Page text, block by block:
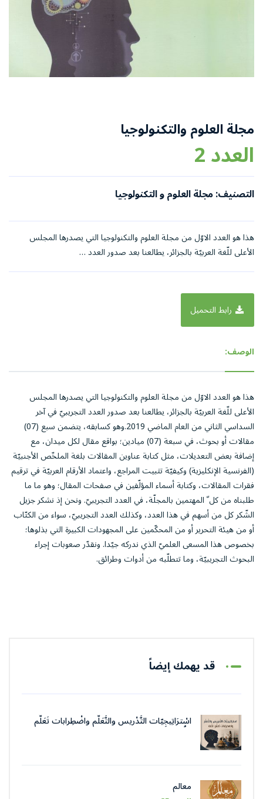
مجلة العلوم والتكنولوجيا
العدد 2
التصنيف: مجلة العلوم و التكنولوجيا
هذا هو العدد الاوّل من مجلة العلوم والتكنولوجيا التي يصدرها المجلس
الأعلى للّغة العربيّة بالجزائر، يطالعنا بعد صدور العدد …
رابط التحميل
الوصف:
هذا هو العدد الاوّل من مجلة العلوم والتكنولوجيا التي يصدرها المجلس
الأعلى للّغة العربيّة بالجزائر، يطالعنا بعد صدور العدد التجريبيّ في آخر
السداسي الثاني من العام الماضي 2019.وهو كسابقه، يتضمن سبع (07)
مقالات أو بحوث، في سبعة (07) ميادين؛ بواقع مقال لكل ميدان، مع
إضافة بعض التعديلات، مثل كتابة عناوين المقالات بلغة الملخّص الأجنبيّة
(الفرنسية الإنكليزية) وكيفيّة تثبيت المراجع، واعتماد الأرقام العربيّة في ترقيم
فقرات المقالات، وكتابة أسماء المؤلّفين في صفحات المقال؛ وهو ما ما
طلبناه من كل ّ المهتمين بالمجلّة، في العدد التجريبيّ. ونحن إذ نشكر جزيل
الشّكر كل من أسهم في هذا العدد، وكذلك العدد التجريبيّ، سواء من الكتّاب
أو من هيئة التحرير أو من المحكّمين على المجهودات الكبيرة التي بذلوها؛
بخصوص هذا المسعى العلميّ الذي ندركه جيّدا. ونقدّر صعوبات إجراء
البحوث التجريبيّة، وما تتطلّبه من أدوات وطرائق.
قد يهمك إيضاً
اسْترَاتِيجِيّات التَّدْريس والتَّعَلُّم واضْطِرابات تَعَلُّم
معالم